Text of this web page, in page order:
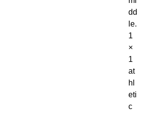
dd
le.
1
×
1
at
hl
eti
c